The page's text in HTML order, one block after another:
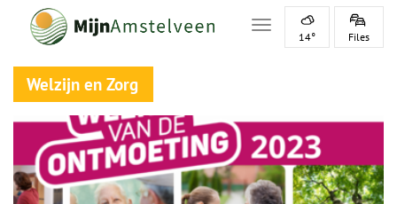
Toggle navigation
14° Files
Welzijn en Zorg